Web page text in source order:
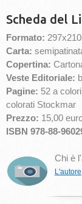
Scheda del
Formato:
Carta:
Copertina:
Veste Editoriale:
Pagine: 52 a
colorati Stockmar
Prezzo: 15,00
ISBN 978-88-
Chi è
L'autore